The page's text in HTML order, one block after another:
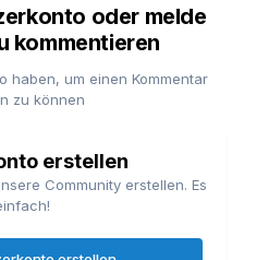
oder melde
kommentieren
haben, um einen Kommentar
zu können
erstellen
Community erstellen. Es